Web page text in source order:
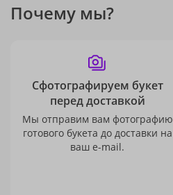
Почему мы?
Сфотографируем букет
перед доставкой
Мы отправим вам фотографию
готового букета до доставки на
ваш e-mail.